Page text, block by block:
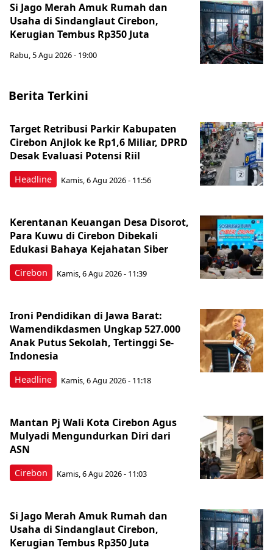
Si Jago Merah Amuk Rumah dan
Usaha di Sindanglaut Cirebon,
Kerugian Tembus Rp350 Juta
Rabu, 5 Agu 2026 - 19:00
Berita Terkini
Headline
Target Retribusi Parkir Kabupaten
Cirebon Anjlok ke Rp1,6 Miliar, DPRD
Desak Evaluasi Potensi Riil
Kamis, 6 Agu 2026 - 11:56
Cirebon
Kerentanan Keuangan Desa Disorot,
Para Kuwu di Cirebon Dibekali
Edukasi Bahaya Kejahatan Siber
Kamis, 6 Agu 2026 - 11:39
Headline
Ironi Pendidikan di Jawa Barat:
Wamendikdasmen Ungkap 527.000
Anak Putus Sekolah, Tertinggi Se-
Indonesia
Kamis, 6 Agu 2026 - 11:18
Cirebon
Mantan Pj Wali Kota Cirebon Agus
Mulyadi Mengundurkan Diri dari
ASN
Kamis, 6 Agu 2026 - 11:03
Si Jago Merah Amuk Rumah dan
Usaha di Sindanglaut Cirebon,
Kerugian Tembus Rp350 Juta